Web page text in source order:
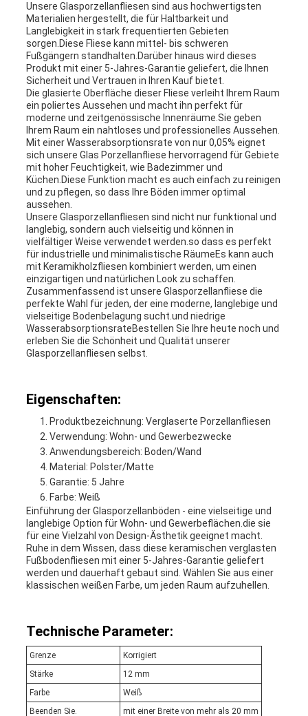
Unsere Glasporzellanfliesen sind aus hochwertigsten
Materialien hergestellt, die für Haltbarkeit und
Langlebigkeit in stark frequentierten Gebieten
sorgen.Diese Fliese kann mittel- bis schweren
Fußgängern standhalten.Darüber hinaus wird dieses
Produkt mit einer 5-Jahres-Garantie geliefert, die Ihnen
Sicherheit und Vertrauen in Ihren Kauf bietet.
Die glasierte Oberfläche dieser Fliese verleiht Ihrem Raum
ein poliertes Aussehen und macht ihn perfekt für
moderne und zeitgenössische Innenräume.Sie geben
Ihrem Raum ein nahtloses und professionelles Aussehen.
Mit einer Wasserabsorptionsrate von nur 0,05% eignet
sich unsere Glas Porzellanfliese hervorragend für Gebiete
mit hoher Feuchtigkeit, wie Badezimmer und
Küchen.Diese Funktion macht es auch einfach zu reinigen
und zu pflegen, so dass Ihre Böden immer optimal
aussehen.
Unsere Glasporzellanfliesen sind nicht nur funktional und
langlebig, sondern auch vielseitig und können in
vielfältiger Weise verwendet werden.so dass es perfekt
für industrielle und minimalistische RäumeEs kann auch
mit Keramikholzfliesen kombiniert werden, um einen
einzigartigen und natürlichen Look zu schaffen.
Zusammenfassend ist unsere Glasporzellanfliese die
perfekte Wahl für jeden, der eine moderne, langlebige und
vielseitige Bodenbelagung sucht.und niedrige
WasserabsorptionsrateBestellen Sie Ihre heute noch und
erleben Sie die Schönheit und Qualität unserer
Glasporzellanfliesen selbst.
Eigenschaften:
Produktbezeichnung: Verglaserte Porzellanfliesen
Verwendung: Wohn- und Gewerbezwecke
Anwendungsbereich: Boden/Wand
Material: Polster/Matte
Garantie: 5 Jahre
Farbe: Weiß
Einführung der Glasporzellanböden - eine vielseitige und
langlebige Option für Wohn- und Gewerbeflächen.die sie
für eine Vielzahl von Design-Ästhetik geeignet macht.
Ruhe in dem Wissen, dass diese keramischen verglasten
Fußbodenfliesen mit einer 5-Jahres-Garantie geliefert
werden und dauerhaft gebaut sind. Wählen Sie aus einer
klassischen weißen Farbe, um jeden Raum aufzuhellen.
Technische Parameter:
Grenze
Korrigiert
Stärke
12 mm
Farbe
Weiß
Beenden Sie.
mit einer Breite von mehr als 20 mm